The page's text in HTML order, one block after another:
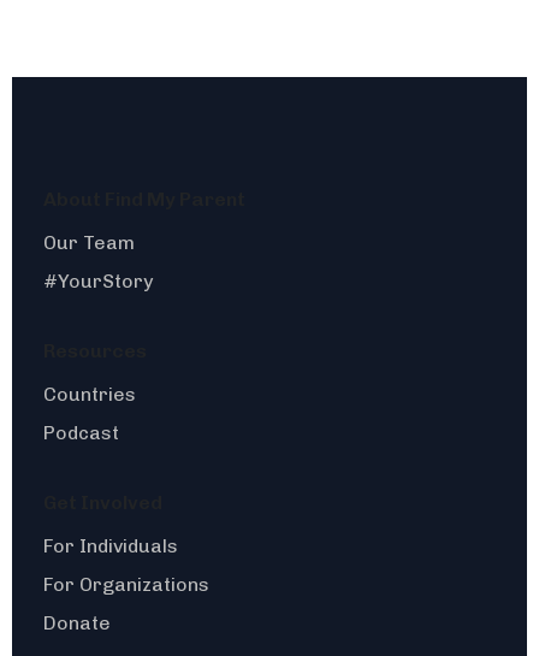
Our Team
#YourStory
Countries
Podcast
For Individuals
For Organizations
Donate